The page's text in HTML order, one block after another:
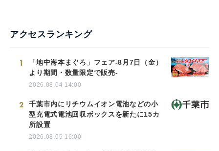
アクセスランキング
1
「地中海本まぐろ」フェア-8月7日（金）
より期間・数量限定で販売-
2026.08.04 14:00
2
千葉市内にリチウムイオン電池などの小
型充電式電池回収ボックスを新たに15カ
所設置
2026.08.05 16:00